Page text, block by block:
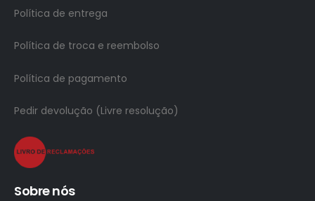
Política de entrega
Política de troca e reembolso
Política de pagamento
Pedir devolução (Livre resolução)
Sobre nós